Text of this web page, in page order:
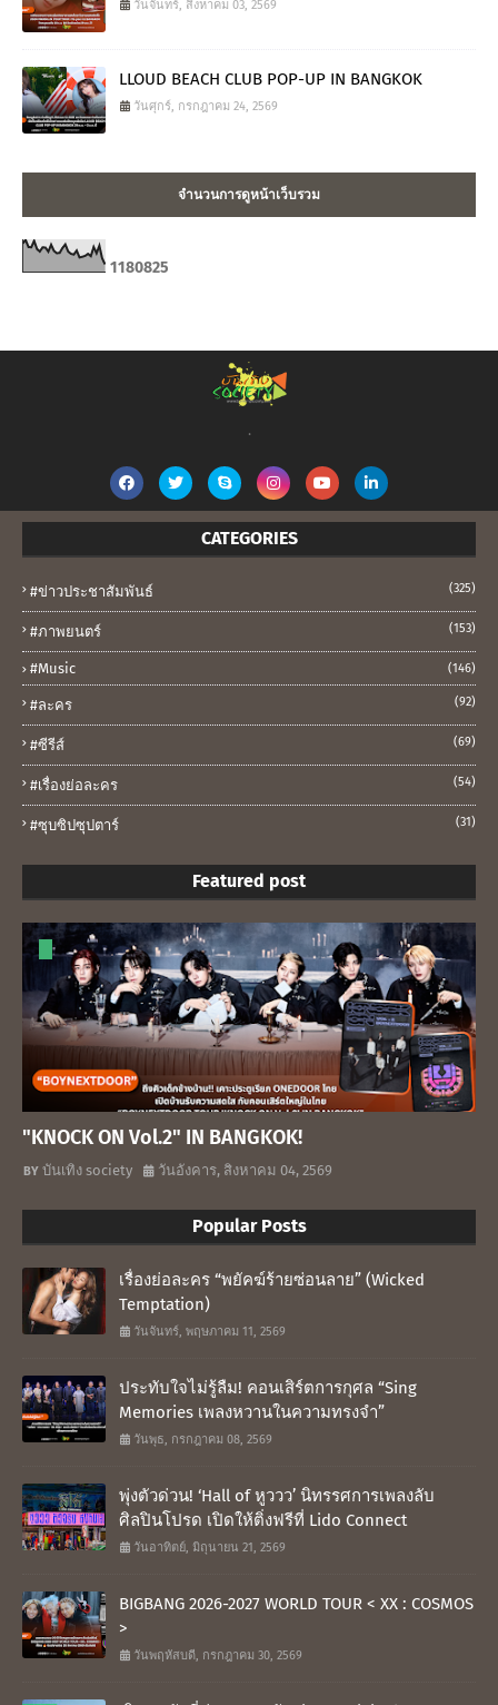
วันจันทร์, สิงหาคม 03, 2569
LLOUD BEACH CLUB POP-UP IN BANGKOK
วันศุกร์, กรกฎาคม 24, 2569
จำนวนการดูหน้าเว็บรวม
1180825
.
CATEGORIES
#ข่าวประชาสัมพันธ์ (325)
#ภาพยนตร์ (153)
#music (146)
#ละคร (92)
#ซีรีส์ (69)
#เรื่องย่อละคร (54)
#ซุบซิปซุปตาร์ (31)
Featured post
"KNOCK ON Vol.2" IN BANGKOK!
บันเทิง society วันอังคาร, สิงหาคม 04, 2569
Popular Posts
เรื่องย่อละคร “พยัคฆ์ร้ายซ่อนลาย” (Wicked
Temptation)
วันจันทร์, พฤษภาคม 11, 2569
ประทับใจไม่รู้ลืม! คอนเสิร์ตการกุศล “Sing
Memories เพลงหวานในความทรงจำ”
วันพุธ, กรกฎาคม 08, 2569
พุ่งตัวด่วน! ‘Hall of หูววว’ นิทรรศการเพลงลับ
ศิลปินโปรด เปิดให้ติ่งฟรีที่ Lido Connect
วันอาทิตย์, มิถุนายน 21, 2569
BIGBANG 2026-2027 WORLD TOUR < XX : COSMOS
>
วันพฤหัสบดี, กรกฎาคม 30, 2569